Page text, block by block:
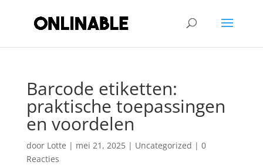
Barcode etiketten:
praktische toepassingen
en voordelen
door Lotte | mei 21, 2025| Uncategorized | 0
Reacties